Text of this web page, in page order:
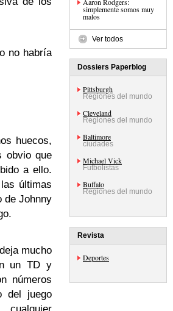
no habría
huecos,
obvio que
a ello.
últimas
de Johnny
mucho
un TD y
números
del juego
simplemente somos muy
malos
Ver todos
Dossiers Paperblog
Pittsburgh
Regiones del mundo
Cleveland
Regiones del mundo
Baltimore
ciudades
Michael Vick
Futbolistas
Buffalo
Regiones del mundo
Revista
Deportes